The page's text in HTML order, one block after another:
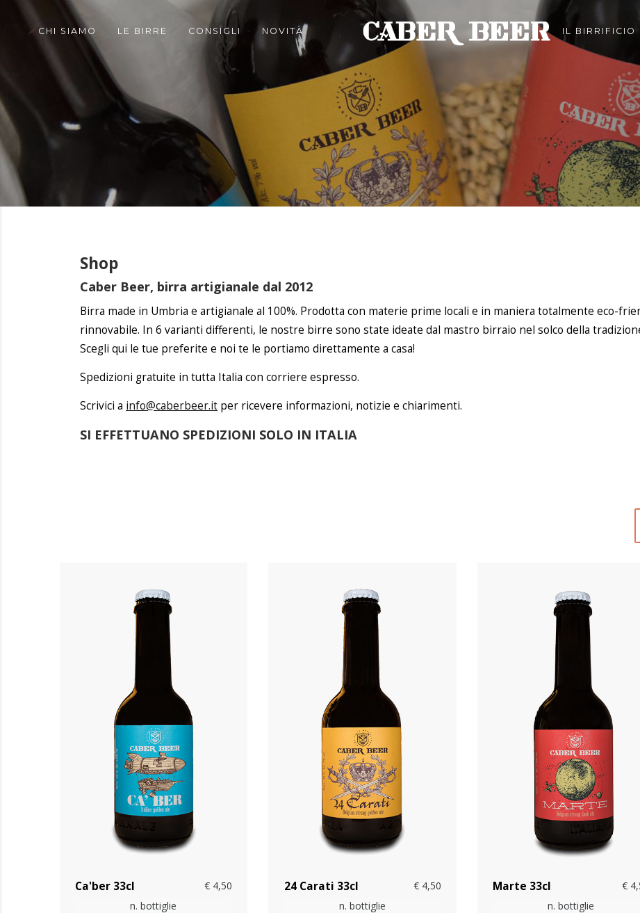
CHI SIAMO LE BIRRE CONSIGLI NOVITÀ IL BIRRIFICIO
Shop
Caber Beer, birra artigianale dal 2012
Birra made in Umbria e artigianale al 100%. Prodotta con materie prime locali e in maniera totalmente eco-
rinnovabile. In 6 varianti differenti, le nostre birre sono state ideate dal mastro birraio nel solco della
Scegli qui le tue preferite e noi te le portiamo direttamente a casa!
Spedizioni gratuite in tutta Italia con corriere espresso.
Scrivici a info@caberbeer.it per ricevere informazioni, notizie e chiarimenti.
SI EFFETTUANO SPEDIZIONI SOLO IN ITALIA
Ca'ber 33cl
€ 4,50
n. bottiglie
24 Carati 33cl
€ 4,50
n. bottiglie
Marte 33cl
€
n. bottiglie